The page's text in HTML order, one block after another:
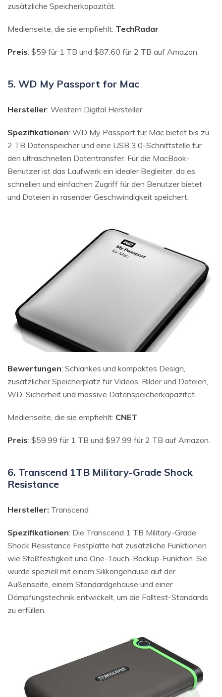
zusätzliche Speicherkapazität.
Medienseite, die sie empfiehlt: TechRadar
Preis: $59 für 1 TB und $87.60 für 2 TB auf Amazon.
5. WD My Passport for Mac
Hersteller: Western Digital Hersteller
Spezifikationen: WD My Passport für Mac bietet bis zu
2 TB Datenspeicher und eine USB 3.0-Schnittstelle für
den ultraschnellen Datentransfer. Für die MacBook-
Benutzer ist das Laufwerk ein idealer Begleiter, da es
schnellen und einfachen Zugriff für den Benutzer bietet
und Dateien in rasender Geschwindigkeit speichert.
Bewertungen: Schlankes und kompaktes Design,
zusätzlicher Speicherplatz für Videos, Bilder und Dateien,
WD-Sicherheit und massive Datenspeicherkapazität.
Medienseite, die sie empfiehlt: CNET
Preis: $59.99 für 1 TB und $97.99 für 2 TB auf Amazon.
6. Transcend 1TB Military-Grade Shock
Resistance
Hersteller: Transcend
Spezifikationen: Die Transcend 1 TB Military-Grade
Shock Resistance Festplatte hat zusätzliche Funktionen
wie Stoßfestigkeit und One-Touch-Backup-Funktion. Sie
wurde speziell mit einem Silikongehäuse auf der
Außenseite, einem Standardgehäuse und einer
Dämpfungstechnik entwickelt, um die Falltest-Standards
zu erfüllen.